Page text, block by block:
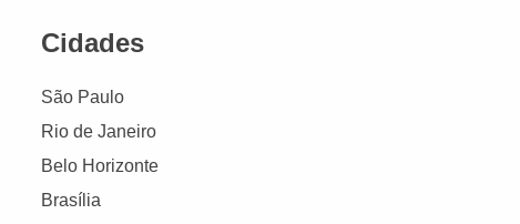
Cidades
São Paulo
Rio de Janeiro
Belo Horizonte
Brasília